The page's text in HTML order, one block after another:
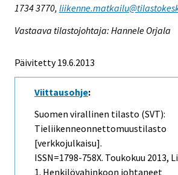
1734 3770,
Vastaava tilastojohtaja: Hannele Orjala
Päivitetty 19.6.2013
Viittausohje:
Suomen virallinen tilasto (SVT):
Tieliikenneonnettomuustilasto
[verkkojulkaisu].
ISSN=1798-758X. Toukokuu 2013,
1. Henkilövahinkoon johtaneet